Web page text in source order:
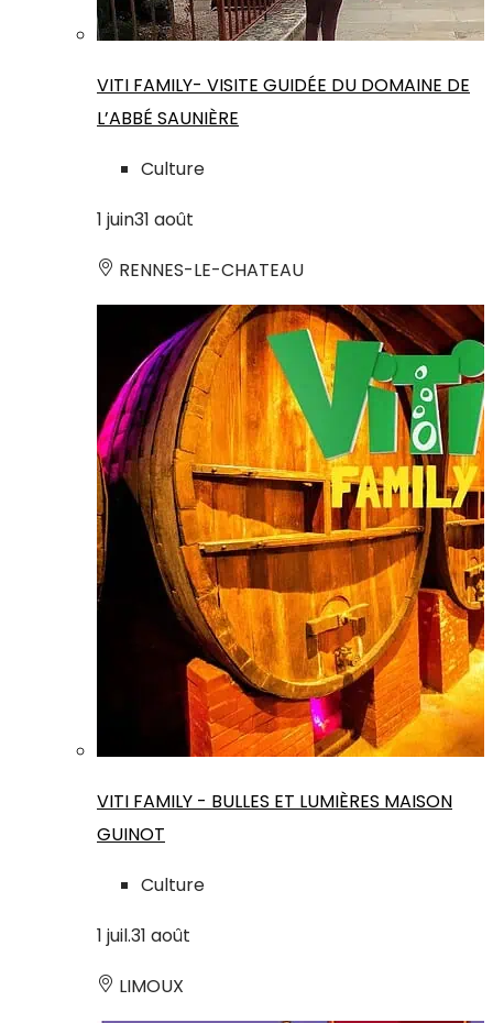
VITI FAMILY- VISITE GUIDÉE DU DOMAINE DE
L’ABBÉ SAUNIÈRE
Culture
1 juin31 août
RENNES-LE-CHATEAU
VITI FAMILY - BULLES ET LUMIÈRES MAISON
GUINOT
Culture
1 juil.31 août
LIMOUX